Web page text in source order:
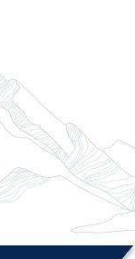
ITINERAS
PATRIMONIO
GUIDATE